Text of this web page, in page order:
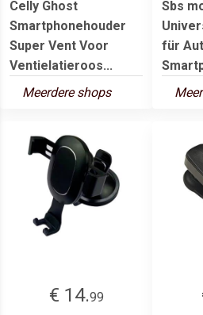
Celly Ghost
Smartphonehouder
Super Vent Voor
Ventielatieroos...
Meerdere shops
Sbs
für
€ 14.99